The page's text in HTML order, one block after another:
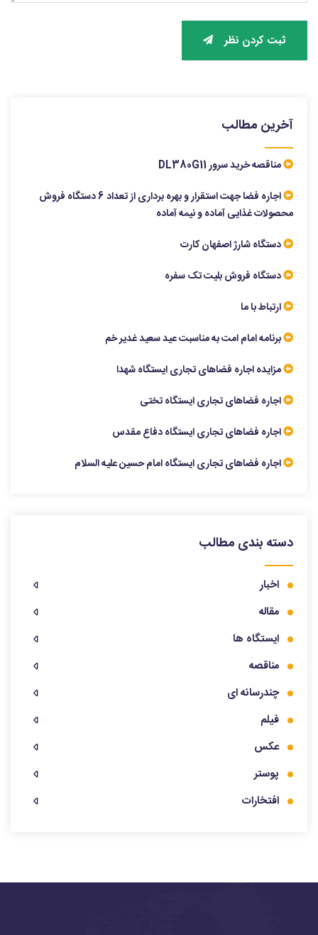
ثبت کردن نظر
آخرین مطالب
مناقصه خرید سرور DL380G11
اجاره فضا جهت استقرار و بهره برداری از تعداد 6 دستگاه فروش
محصولات غذایی آماده و نیمه آماده
دستگاه شارژ اصفهان کارت
دستگاه فروش بلیت تک سفره
ارتباط با ما
برنامه امام امت به مناسبت عید سعید غدیر خم
مزایده اجاره فضاهای تجاری ایستگاه شهدا
اجاره فضاهای تجاری ایستگاه تختی
اجاره فضاهای تجاری ایستگاه دفاع مقدس
اجاره فضاهای تجاری ایستگاه امام حسین علیه السلام
دسته بندی مطالب
اخبار
مقاله
ایستگاه ها
مناقصه
چندرسانه ای
فیلم
عکس
پوستر
افتخارات